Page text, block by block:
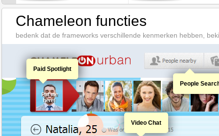
Chameleon functies
bedenk dat de frameworks verschillende kenmerken hebben,
Paid Spotlight
Video Chat
People